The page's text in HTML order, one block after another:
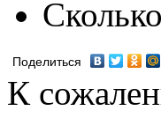
Поделиться
К